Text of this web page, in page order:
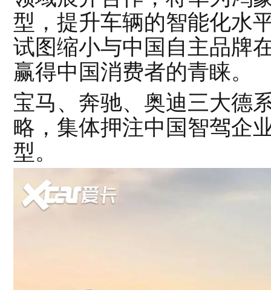
型，提升车辆的智能化水
试图缩小与中国自主品牌
赢得中国消费者的青睐。
宝马、奔驰、奥迪三大德
略，集体押注中国智驾企
型。